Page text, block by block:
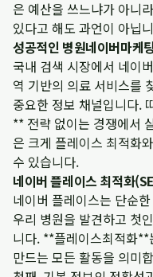
은 예산을 쓰느냐가 아니
있다고 해도 과언이 아닙
성공적인 병원네이버마케
국내 검색 시장에서 네이
역 기반의 의료 서비스를
중요한 정보 채널입니다.
** 전략 없이는 경쟁에서
은 크게 플레이스 최적화
수 있습니다.
네이버 플레이스 최적화
네이버 플레이스는 단순
우리 병원을 발견하고 첫
니다. **플레이스최적화**
만드는 모든 활동을 의미